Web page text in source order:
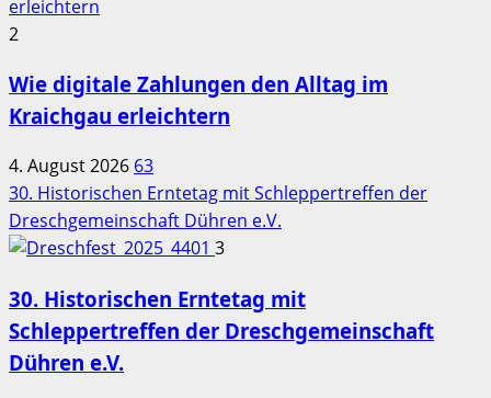
2
Wie digitale Zahlungen den Alltag im
Kraichgau erleichtern
4. August 2026 63
30. Historischen Erntetag mit Schleppertreffen der
Dreschgemeinschaft Dühren e.V.
3
30. Historischen Erntetag mit
Schleppertreffen der Dreschgemeinschaft
Dühren e.V.